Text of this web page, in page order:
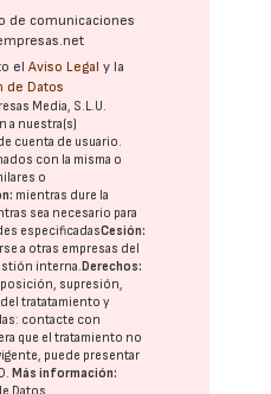
de comunicaciones
elAviso Legal y la
de Datos
Media, S.L.U.
a nuestra(s)
cuenta de usuario.
con la misma o
o
mientras dure la
sea necesario para
especificadasCesión:
a otras empresas del
interna. Derechos:
supresión,
tratatamiento y
contacte con
que el tratamiento no
puede presentar
. Más información: